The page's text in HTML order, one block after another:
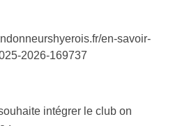
en-savoir-
2026-169737
intégrer le club on